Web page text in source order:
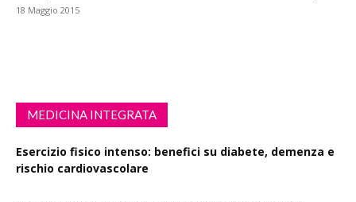
18 Maggio 2015
MEDICINA INTEGRATA
Esercizio fisico intenso: benefici su diabete, demenza e
rischio cardiovascolare